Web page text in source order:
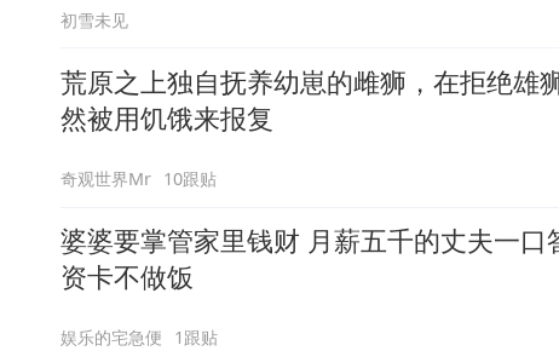
初雪未见
荒原之上独自抚养幼崽的雌狮，在拒绝雄
然被用饥饿来报复
奇观世界Mr 10跟贴
婆婆要掌管家里钱财 月薪五千的丈夫一口
资卡不做饭
娱乐的宅急便 1跟贴